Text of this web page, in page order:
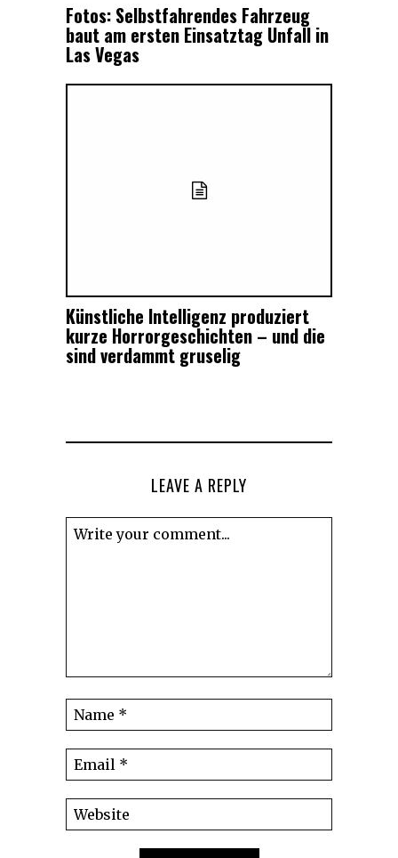
Fotos: Selbstfahrendes Fahrzeug
baut am ersten Einsatztag Unfall in
Las Vegas
Künstliche Intelligenz produziert
kurze Horrorgeschichten – und die
sind verdammt gruselig
LEAVE A REPLY